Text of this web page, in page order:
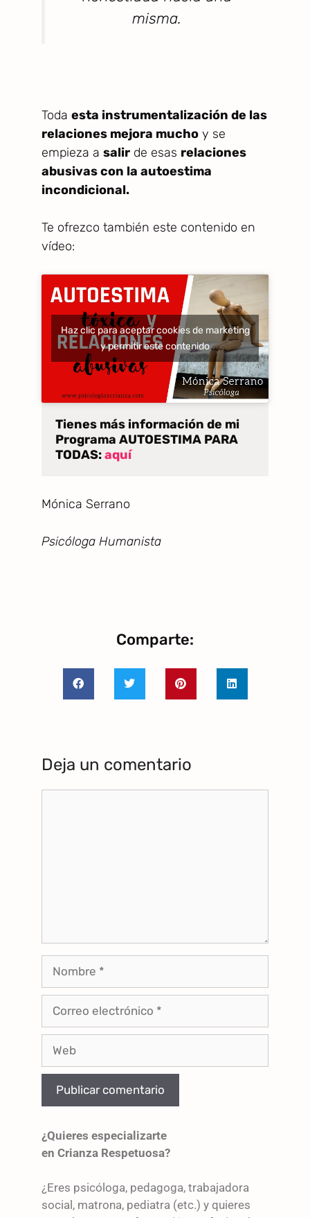
misma.
Toda esta instrumentalización de las
relaciones mejora mucho y se
empieza a salir de esas relaciones
abusivas con la autoestima
incondicional.
Te ofrezco también este contenido en
vídeo:
Haz clic para aceptar cookies de marketing
y permitir este contenido
Tienes más información de mi
Programa AUTOESTIMA PARA
TODAS: aquí
Mónica Serrano
Psicóloga Humanista
Comparte:
Deja un comentario
¿Quieres especializarte
en Crianza Respetuosa?
¿Eres psicóloga, pedagoga, trabajadora
social, matrona, pediatra (etc.) y quieres